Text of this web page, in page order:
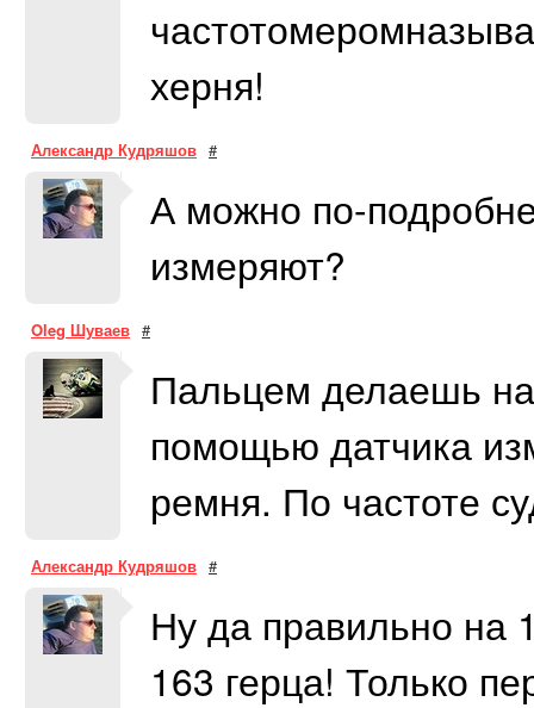
херня!
Александр Кудряшов #
А можно по-
измеряют?
Oleg Шуваев #
Пальцем делаешь
помощью датчика
ремня. По частоте
Александр Кудряшов #
Ну да правильно на
163 герца! Только